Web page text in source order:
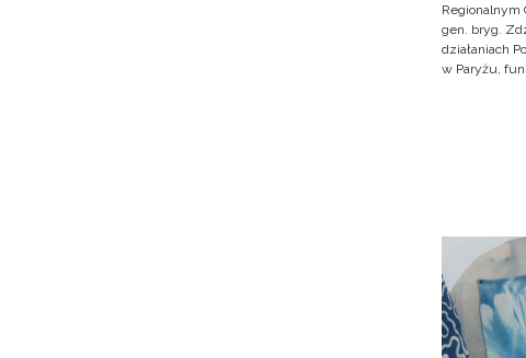
Regionalnym
gen. bryg.
działaniach
w Paryżu,